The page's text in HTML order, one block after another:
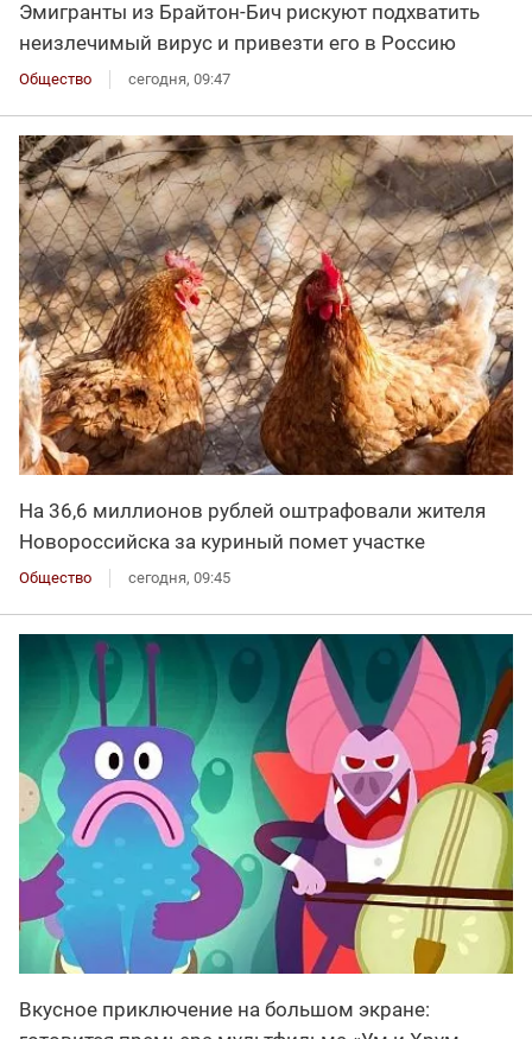
Эмигранты из Брайтон-Бич рискуют подхватить
неизлечимый вирус и привезти его в Россию
Общество сегодня, 09:47
На 36,6 миллионов рублей оштрафовали жителя
Новороссийска за куриный помет участке
Общество сегодня, 09:45
Вкусное приключение на большом экране: